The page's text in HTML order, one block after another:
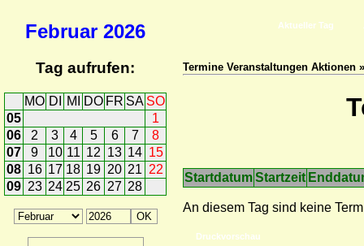
Februar 2026
Tag aufrufen:
MO DI MI DO FR SA SO
05
1
06
2 3 4 5 6 7
8
07
9 10 11 12 13 14 15
08 16 17 18 19 20 21 22
09 23 24 25 26 27 28
Aktueller Tag
Termine Veranstaltungen Aktionen
StartdatumStartzeit
An diesem Tag sind keine
Druckvorschau